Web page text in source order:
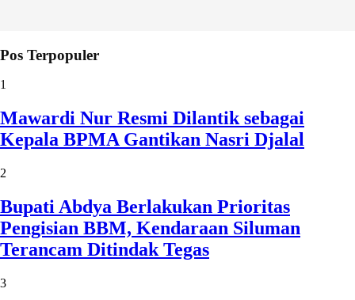
Pos Terpopuler
1
Mawardi Nur Resmi Dilantik sebagai
Kepala BPMA Gantikan Nasri Djalal
2
Bupati Abdya Berlakukan Prioritas
Pengisian BBM, Kendaraan Siluman
Terancam Ditindak Tegas
3